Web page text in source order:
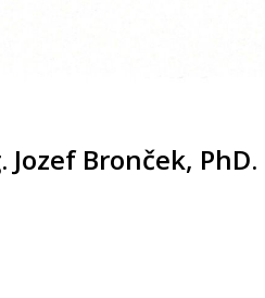
Bronček, PhD.